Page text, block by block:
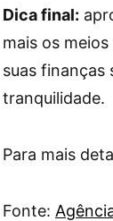
Dica final:
mais os
suas finanças
tranquilidade.
Para mais
Fonte: